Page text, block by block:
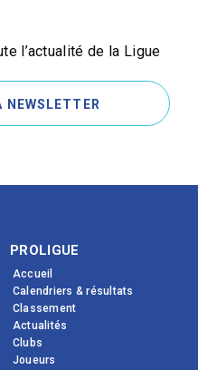
l’actualité de la Ligue
PROLIGUE
Accueil
Calendriers & résultats
Classement
Actualités
Clubs
Joueurs